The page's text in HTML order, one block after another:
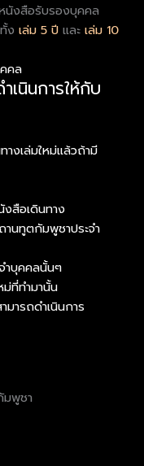
นังสือรับรองบุคคล
ง เล่ม 5 ปี และ เล่ม 10
คล
นินการให้กับ
งเล่มใหม่แล้วถ้ามี
สือเดินทาง
นทูตกัมพูชาประจำ
ำบุคคลนั้นๆ
ม่ที่ทำมานั้น
ารถดำเนินการ
มพูชา